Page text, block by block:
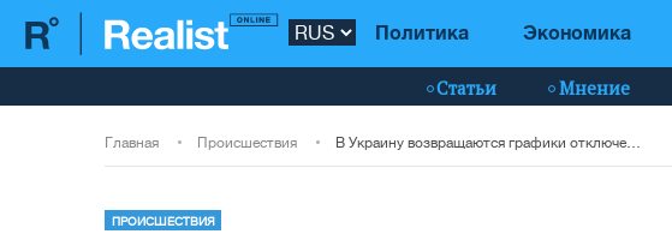
Политика Экономика
Статьи Мнение
Главная Происшествия
ПРОИСШЕСТВИЯ